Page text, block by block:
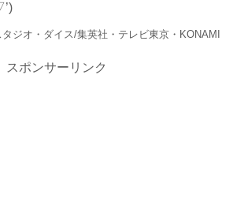
タジオ・ダイス/集英社・テレビ東京・KONAMI
スポンサーリンク